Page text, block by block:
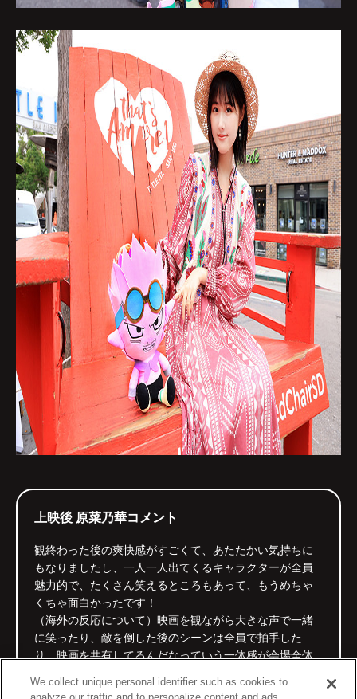
上映後 原菜乃華コメント
観終わった後の爽快感がすごくて、あたたかい気持ちに
もなりましたし、一人一人出てくるキャラクターが全員
魅力的で、たくさん笑えるところもあって、もうめちゃ
くちゃ面白かったです！
（海外の反応について）映画を観ながら大きな声で一緒
に笑ったり、敵を倒した後のシーンは全員で拍手した
り、映画を共有してるんだなっていう一体感が会場全体
（お気に入りのキャラクターについて）やっぱりベルゼ
We collect unique personal identifier such as cookies to